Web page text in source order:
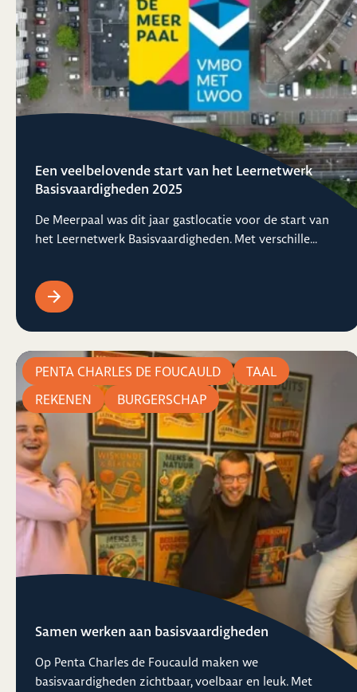
Een veelbelovende start van het Leernetwerk
Basisvaardigheden 2025
De Meerpaal was dit jaar gastlocatie voor de start van
het Leernetwerk Basisvaardigheden. Met verschille...
Samen werken aan basisvaardigheden
Op Penta Charles de Foucauld maken we
basisvaardigheden zichtbaar, voelbaar en leuk. Met
PENTA CHARLES DE FOUCAULD
TAAL
REKENEN
BURGERSCHAP